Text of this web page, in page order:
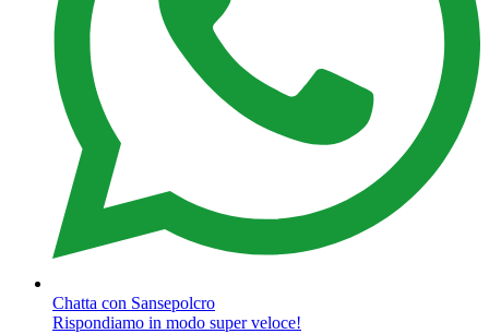
Chatta con Sansepolcro
Rispondiamo in modo super veloce!